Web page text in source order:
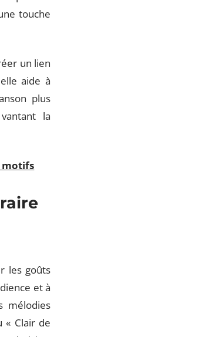
touche
un lien
aide à
plus
la
motifs
les goûts
et à
mélodies
« Clair de